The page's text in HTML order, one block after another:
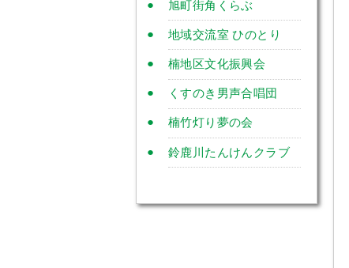
旭町街角くらぶ
地域交流室 ひのとり
楠地区文化振興会
くすのき男声合唱団
楠竹灯り夢の会
鈴鹿川たんけんクラブ